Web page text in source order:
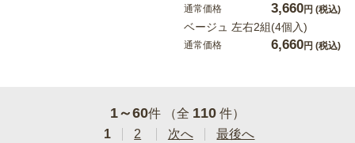
通常価格 3,660円 (税込)
ベージュ 左右2組(4個入)
通常価格 6,660円 (税込)
1～60件 （全 110 件）
1
2 次へ 最後へ